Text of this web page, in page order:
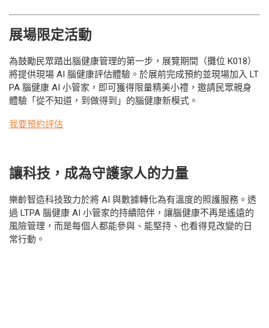
展場限定活動
為鼓勵民眾踏出腦健康管理的第一步，展覽期間（攤位 K018）
將提供現場 AI 腦健康評估體驗。於展前完成預約並現場加入 LT
PA 腦健康 AI 小管家，即可獲得限量精美小禮，邀請民眾親身
體驗「從不知道，到做得到」的腦健康新模式。
我要預約評估
讓科技，成為守護家人的力量
樂齡智造科技致力於將 AI 與數據轉化為有溫度的照護服務。透
過 LTPA 腦健康 AI 小管家的持續陪伴，讓腦健康不再是遙遠的
風險管理，而是每個人都能參與、能堅持、也看得見改變的日
常行動。